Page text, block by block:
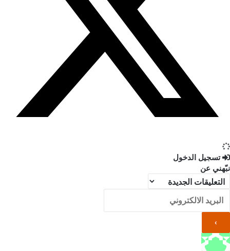
تسجيل الدخول
نبّهني عن